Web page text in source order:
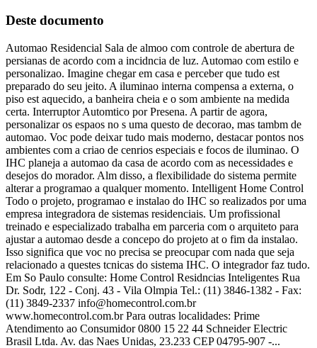
Deste documento
Automao Residencial Sala de almoo com controle de abertura de
persianas de acordo com a incidncia de luz. Automao com estilo e
personalizao. Imagine chegar em casa e perceber que tudo est
preparado do seu jeito. A iluminao interna compensa a externa, o
piso est aquecido, a banheira cheia e o som ambiente na medida
certa. Interruptor Automtico por Presena. A partir de agora,
personalizar os espaos no s uma questo de decorao, mas tambm de
automao. Voc pode deixar tudo mais moderno, destacar pontos nos
ambientes com a criao de cenrios especiais e focos de iluminao. O
IHC planeja a automao da casa de acordo com as necessidades e
desejos do morador. Alm disso, a flexibilidade do sistema permite
alterar a programao a qualquer momento. Intelligent Home Control
Todo o projeto, programao e instalao do IHC so realizados por uma
empresa integradora de sistemas residenciais. Um profissional
treinado e especializado trabalha em parceria com o arquiteto para
ajustar a automao desde a concepo do projeto at o fim da instalao.
Isso significa que voc no precisa se preocupar com nada que seja
relacionado a questes tcnicas do sistema IHC. O integrador faz tudo.
Em So Paulo consulte: Home Control Residncias Inteligentes Rua
Dr. Sodr, 122 - Conj. 43 - Vila Olmpia Tel.: (11) 3846-1382 - Fax:
(11) 3849-2337 info@homecontrol.com.br
www.homecontrol.com.br Para outras localidades: Prime
Atendimento ao Consumidor 0800 15 22 44 Schneider Electric
Brasil Ltda. Av. das Naes Unidas, 23.233 CEP 04795-907 -...